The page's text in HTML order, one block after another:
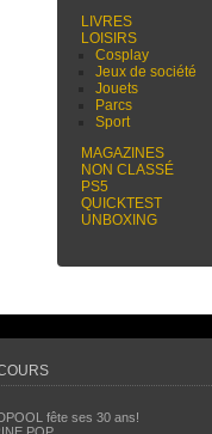
LIVRES
LOISIRS
Cosplay
Jeux de société
Jouets
Parcs
Sport
MAGAZINES
NON CLASSÉ
PS5
QUICKTEST
UNBOXING
fête ses 30 ans!